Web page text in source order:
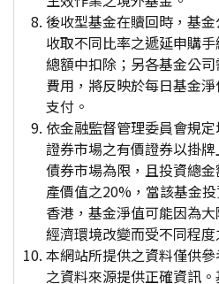
後收型基金在贖回時，基
收取不同比率之遞延申購
總額中扣除；另各基金公
費用，將反映於每日基金
支付。
依金融監督管理委員會規
證券市場之有價證券以掛
債券市場為限，且投資總
產價值之20%，當該基金
香港，基金淨值可能因為
經濟環境改變而受不同程度
本網站所提供之資料僅供
之資料來源提供正確資訊